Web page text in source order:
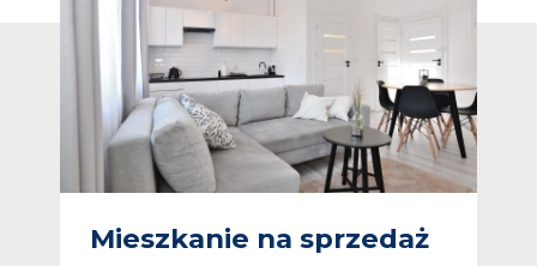
Mieszkanie na sprzedaż